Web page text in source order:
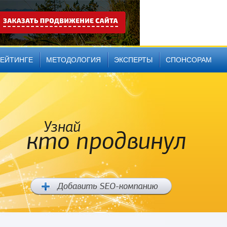
МЕТОДОЛОГИЯ ЭКСПЕРТЫ СПОНСОРАМ